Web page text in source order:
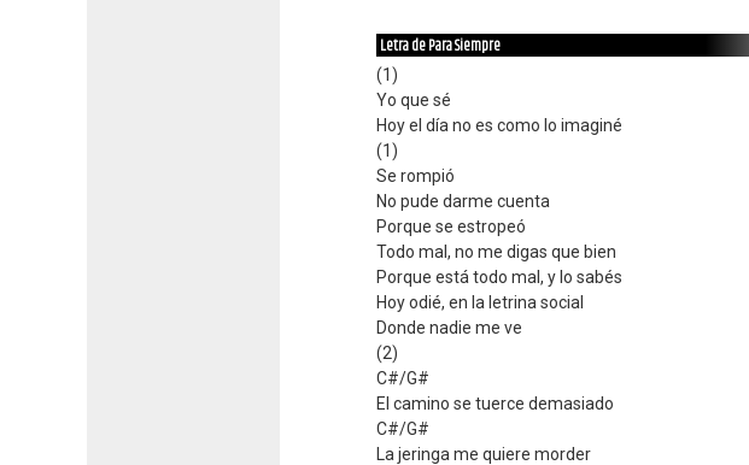
Letra de Para Siempre
(1)
Yo que sé
Hoy el día no es como lo imaginé
(1)
Se rompió
No pude darme cuenta
Porque se estropeó
Todo mal, no me digas que bien
Porque está todo mal, y lo sabés
Hoy odié, en la letrina social
Donde nadie me ve
(2)
C#/G#
El camino se tuerce demasiado
C#/G#
La jeringa me quiere morder